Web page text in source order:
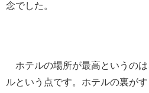
念でした。
ホテルの場所が最高というの
ルという点です。ホテルの裏が